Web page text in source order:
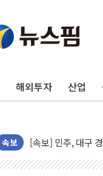
해외투자 산업
속보
평택 진위면 공장
포항 블루밸리 국